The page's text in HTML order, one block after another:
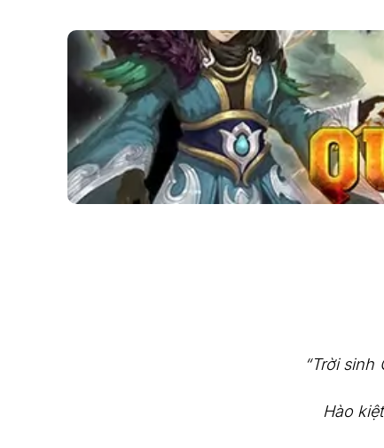
“Trời sinh
Hào